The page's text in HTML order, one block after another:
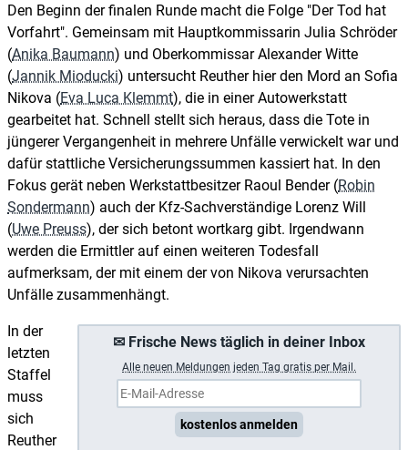
Den Beginn der finalen Runde macht die Folge "Der Tod hat
Vorfahrt". Gemeinsam mit Hauptkommissarin Julia Schröder
(Anika Baumann) und Oberkommissar Alexander Witte
(Jannik Mioducki) untersucht Reuther hier den Mord an Sofia
Nikova (Eva Luca Klemmt), die in einer Autowerkstatt
gearbeitet hat. Schnell stellt sich heraus, dass die Tote in
jüngerer Vergangenheit in mehrere Unfälle verwickelt war und
dafür stattliche Versicherungssummen kassiert hat. In den
Fokus gerät neben Werkstattbesitzer Raoul Bender (Robin
Sondermann) auch der Kfz-Sachverständige Lorenz Will
(Uwe Preuss), der sich betont wortkarg gibt. Irgendwann
werden die Ermittler auf einen weiteren Todesfall
aufmerksam, der mit einem der von Nikova verursachten
Unfälle zusammenhängt.
✉ Frische News täglich in deiner Inbox
Alle neuen Meldungen jeden Tag gratis per Mail.
kostenlos anmelden
In der
letzten
Staffel
muss
sich
Reuther